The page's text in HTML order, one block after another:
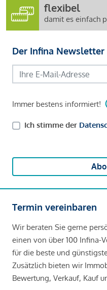
flexibel
damit es einfach
Der Infina Newsletter
Immer bestens informiert!
Ich stimme der
Termin vereinbaren
Wir beraten Sie gerne
einen von über 100 Infina-
für die beste und
Zusätzlich bieten wir
Bewertung, Verkauf, Kauf